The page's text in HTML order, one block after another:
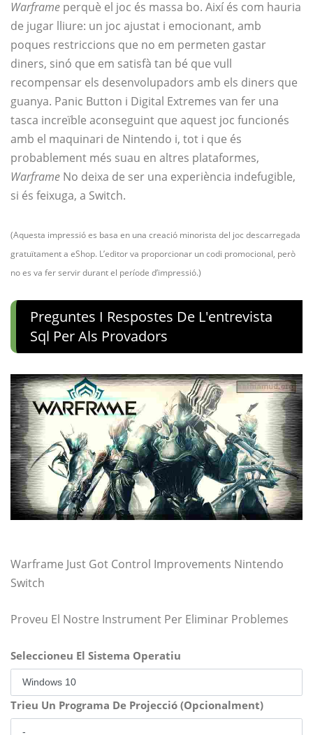
Warframe perquè el joc és massa bo. Així és com hauria
de jugar lliure: un joc ajustat i emocionant, amb
poques restriccions que no em permeten gastar
diners, sinó que em satisfà tan bé que vull
recompensar els desenvolupadors amb els diners que
guanya. Panic Button i Digital Extremes van fer una
tasca increïble aconseguint que aquest joc funcionés
amb el maquinari de Nintendo i, tot i que és
probablement més suau en altres plataformes,
Warframe No deixa de ser una experiència indefugible,
si és feixuga, a Switch.
(Aquesta impressió es basa en una creació minorista del joc descarregada
gratuïtament a eShop. L’editor va proporcionar un codi promocional, però
no es va fer servir durant el període d’impressió.)
Preguntes I Respostes De L'entrevista
Sql Per Als Provadors
Warframe Just Got Control Improvements Nintendo
Switch
Proveu El Nostre Instrument Per Eliminar Problemes
Seleccioneu El Sistema Operatiu
Trieu Un Programa De Projecció (Opcionalment)